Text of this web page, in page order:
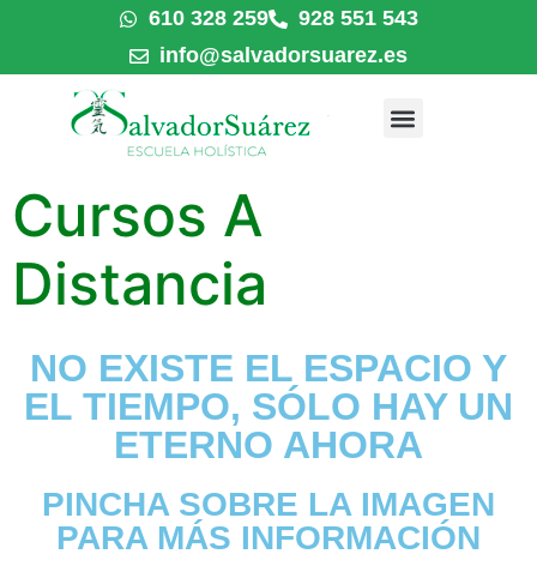
610 328 259
928 551 543
info@salvadorsuarez.es
Cursos A
Distancia
NO EXISTE EL ESPACIO Y
EL TIEMPO, SÓLO HAY UN
ETERNO AHORA
PINCHA SOBRE LA IMAGEN
PARA MÁS INFORMACIÓN